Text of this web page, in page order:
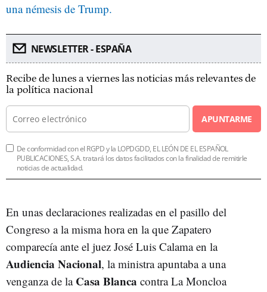
una némesis de Trump.
NEWSLETTER - ESPAÑA
Recibe de lunes a viernes las noticias más relevantes de
la política nacional
APUNTARME
De conformidad con el RGPD y la LOPDGDD, EL LEÓN DE EL ESPAÑOL
PUBLICACIONES, S.A. tratará los datos facilitados con la finalidad de remitirle
noticias de actualidad.
En unas declaraciones realizadas en el pasillo del
Congreso a la misma hora en la que Zapatero
comparecía ante el juez José Luis Calama en la
Audiencia Nacional, la ministra apuntaba a una
venganza de la Casa Blanca contra La Moncloa